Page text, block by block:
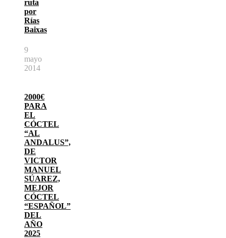
ruta
por
Rías
Baixas
9
mayo
2014
2000€
PARA
EL
CÓCTEL
“AL
ANDALUS”,
DE
VICTOR
MANUEL
SÚAREZ,
MEJOR
CÓCTEL
“ESPAÑOL”
DEL
AÑO
2025